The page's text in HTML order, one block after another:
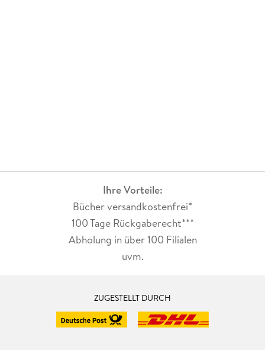
Ihre Vorteile:
Bücher versandkostenfrei*
100 Tage Rückgaberecht***
Abholung in über 100 Filialen
uvm.
ZUGESTELLT DURCH